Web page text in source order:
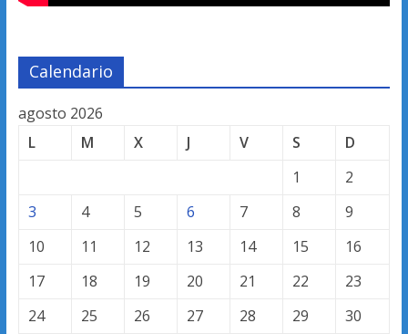
Calendario
agosto 2026
L
M X J V S
D
1
2
3
4 5 6 7 8
9
10
11 12 13 14 15
16
17
18 19 20 21 22
23
24
25 26 27 28 29 30